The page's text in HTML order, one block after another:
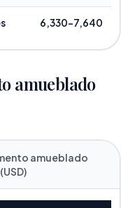
6,330-7,640
amueblado
amueblado